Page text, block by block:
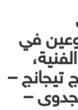
في
تيجانج –
–